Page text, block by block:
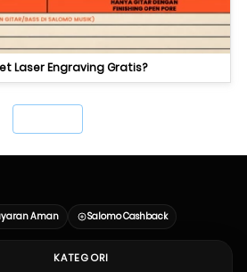
Laser Engraving Gratis?
Aman Salomo Cashback
KATEGORI